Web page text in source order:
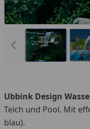
Vorheriges Bild
Ubbink Design
Teich und Pool. Mit
blau).